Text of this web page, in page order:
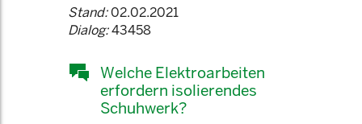
Stand:02.02.2021
Dialog:43458
Welche Elektroarbeiten
erfordern isolierendes
Schuhwerk?